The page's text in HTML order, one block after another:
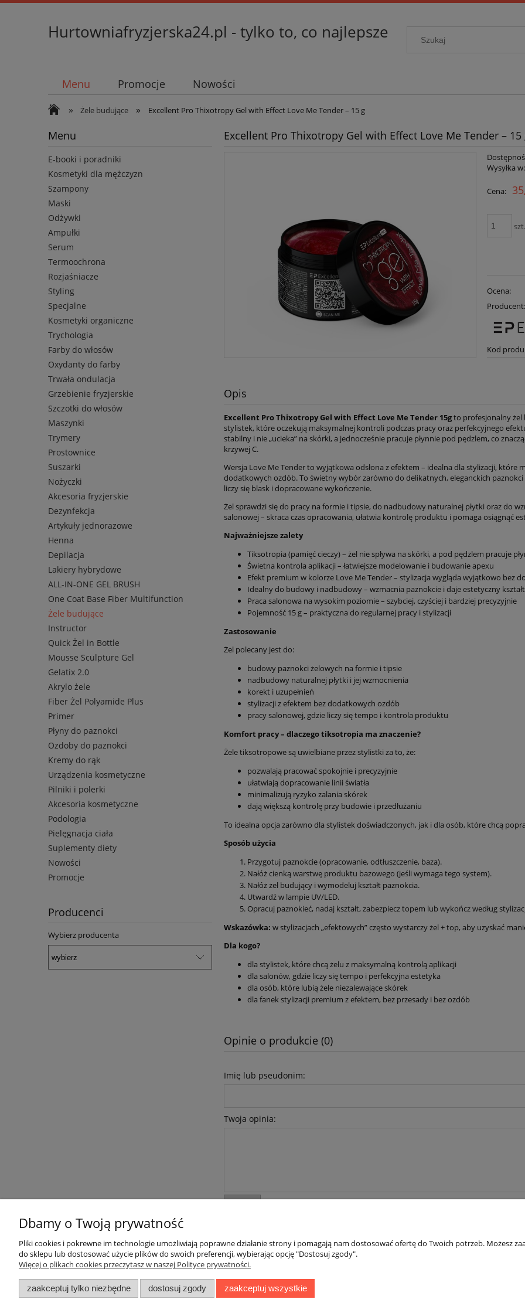
Hurtowniafryzjerska24.pl - tylko to, co najlepsze
Menu Promocje Nowości
» Żele budujące » Excellent Pro Thixotropy Gel with Effect Love Me Tender – 15 g
Menu
E-booki i poradniki
Kosmetyki dla mężczyzn
Szampony
Maski
Odżywki
Ampułki
Serum
Termoochrona
Rozjaśniacze
Styling
Specjalne
Kosmetyki organiczne
Trychologia
Farby do włosów
Oxydanty do farby
Trwała ondulacja
Grzebienie fryzjerskie
Szczotki do włosów
Maszynki
Trymery
Prostownice
Suszarki
Nożyczki
Akcesoria fryzjerskie
Dezynfekcja
Artykuły jednorazowe
Henna
Depilacja
Lakiery hybrydowe
ALL-IN-ONE GEL BRUSH
One Coat Base Fiber Multifunction
Żele budujące
Instructor
Quick Żel in Bottle
Mousse Sculpture Gel
Gelatix 2.0
Akrylo żele
Fiber Żel Polyamide Plus
Primer
Płyny do paznokci
Ozdoby do paznokci
Kremy do rąk
Urządzenia kosmetyczne
Pilniki i polerki
Akcesoria kosmetyczne
Podologia
Pielęgnacja ciała
Suplementy diety
Nowości
Promocje
Producenci
Wybierz producenta
Excellent Pro Thixotropy Gel with Effect Love Me Tender – 15
Wysyłka w:
Cena:
szt.
Ocena:
Producent:
Kod
Opis
Excellent Pro Thixotropy Gel with Effect Love Me Tender 15gto profesjonalny
stylistek, które oczekują maksymalnej kontroli podczas pracy oraz perfekcyjnego
stabilny i nie „ucieka” na skórki, a jednocześnie pracuje płynnie pod pędzlem, co
krzywej C.
Wersja Love Me Tender to wyjątkowa odsłona z efektem – idealna dla stylizacji, które
dodatkowych ozdób. To świetny wybór zarówno do delikatnych, eleganckich
liczy się blask i dopracowane wykończenie.
Żel sprawdzi się do pracy na formie i tipsie, do nadbudowy naturalnej płytki oraz do
salonowej – skraca czas opracowania, ułatwia kontrolę produktu i pomaga osiągnąć
Najważniejsze zalety
Tiksotropia (pamięć cieczy) – żel nie spływa na skórki, a pod pędzlem pracuje
Świetna kontrola aplikacji – łatwiejsze modelowanie i budowanie apexu
Efekt premium w kolorze Love Me Tender – stylizacja wygląda wyjątkowo bez
Idealny do budowy i nadbudowy – wzmacnia paznokcie i daje estetyczny kształt
Praca salonowa na wysokim poziomie – szybciej, czyściej i bardziej precyzyjnie
Pojemność 15 g – praktyczna do regularnej pracy i stylizacji
Zastosowanie
Żel polecany jest do:
budowy paznokci żelowych na formie i tipsie
nadbudowy naturalnej płytki i jej wzmocnienia
korekt i uzupełnień
stylizacji z efektem bez dodatkowych ozdób
pracy salonowej, gdzie liczy się tempo i kontrola produktu
Komfort pracy – dlaczego tiksotropia ma znaczenie?
Żele tiksotropowe są uwielbiane przez stylistki za to, że:
pozwalają pracować spokojnie i precyzyjnie
ułatwiają dopracowanie linii światła
minimalizują ryzyko zalania skórek
dają większą kontrolę przy budowie i przedłużaniu
To idealna opcja zarówno dla stylistek doświadczonych, jak i dla osób, które chcą
Sposób użycia
Przygotuj paznokcie (opracowanie, odtłuszczenie, baza).
Nałóż cienką warstwę produktu bazowego (jeśli wymaga tego system).
Nałóż żel budujący i wymodeluj kształt paznokcia.
Utwardź w lampie UV/LED.
Opracuj paznokieć, nadaj kształt, zabezpiecz topem lub wykończ według
Wskazówka: w stylizacjach „efektowych” często wystarczy żel + top, aby uzyskać
Dla kogo?
dla stylistek, które chcą żelu z maksymalną kontrolą aplikacji
dla salonów, gdzie liczy się tempo i perfekcyjna estetyka
dla osób, które lubią żele niezalewające skórek
dla fanek stylizacji premium z efektem, bez przesady i bez ozdób
Opinie o produkcie (0)
Imię lub pseudonim:
Twoja opinia:
Pomoc
Informacje o cookie
Moje konto
Twoje zamówienia
Dbamy o Twoją prywatność
Pliki cookies i pokrewne im technologie umożliwiają poprawne działanie strony i pomagają nam dostosować ofertę do Twoich potrzeb. Możesz
do sklepu lub dostosować użycie plików do swoich preferencji, wybierając opcję "Dostosuj zgody".
Więcej o plikach cookies przeczytasz w naszej Polityce prywatności.
zaakceptuj tylko niezbędne dostosuj zgody zaakceptuj wszystkie